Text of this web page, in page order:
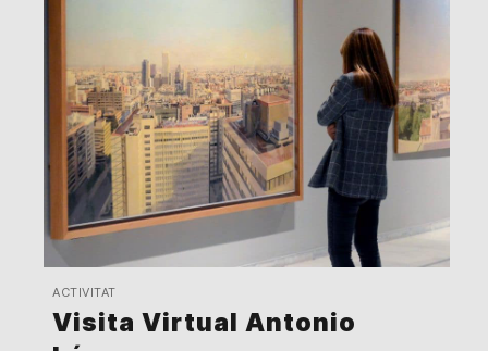
ACTIVITAT
Visita Virtual Antonio